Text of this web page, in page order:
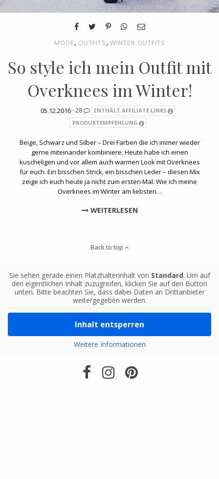
MODE, OUTFITS, WINTER OUTFITS
So style ich mein Outfit mit
Overknees im Winter!
05.12.2016 · 28
ENTHÄLT AFFILIATE LINKS
PRODUKTEMPFEHLUNG
Beige, Schwarz und Silber – Drei Farben die ich immer wieder
gerne miteinander kombiniere. Heute habe ich einen
kuscheligen und vor allem auch warmen Look mit Overknees
für euch. Ein bisschen Strick, ein bisschen Leder – diesen Mix
zeige ich euch heute ja nicht zum ersten Mal. Wie ich meine
Overknees im Winter am liebsten…
WEITERLESEN
Back to top
Sie sehen gerade einen Platzhalterinhalt von Standard. Um auf
den eigentlichen Inhalt zuzugreifen, klicken Sie auf den Button
unten. Bitte beachten Sie, dass dabei Daten an Drittanbieter
weitergegeben werden.
Inhalt entsperren
Weitere Informationen